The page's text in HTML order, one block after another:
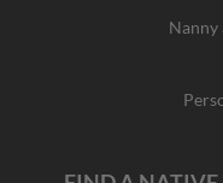
Nanny